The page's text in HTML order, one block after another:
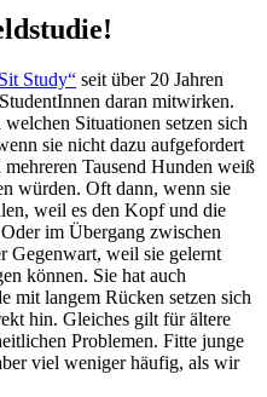
Study“ seit über 20 Jahren
daran mitwirken.
Situationen setzen sich
sie nicht dazu aufgefordert
Tausend Hunden weiß
würden. Oft dann, wenn sie
weil es den Kopf und die
im Übergang zwischen
Gegenwart, weil sie gelernt
können. Sie hat auch
mit langem Rücken setzen sich
hin. Gleiches gilt für ältere
Problemen. Fitte junge
viel weniger häufig, als wir